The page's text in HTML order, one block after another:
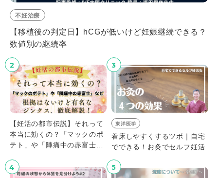
不妊治療
【移植後の判定日】hCGが低いけど妊娠継続できる？
数値別の継続率
2
【妊活の都市伝説】それって
本当に効くの？「マックのポ
テト」や「陣痛中の赤富士」
ジンクス、徹底解説！
3
東洋医学
着床しやすくするツボ｜自宅
でできる！お灸でセルフ妊活
4 5